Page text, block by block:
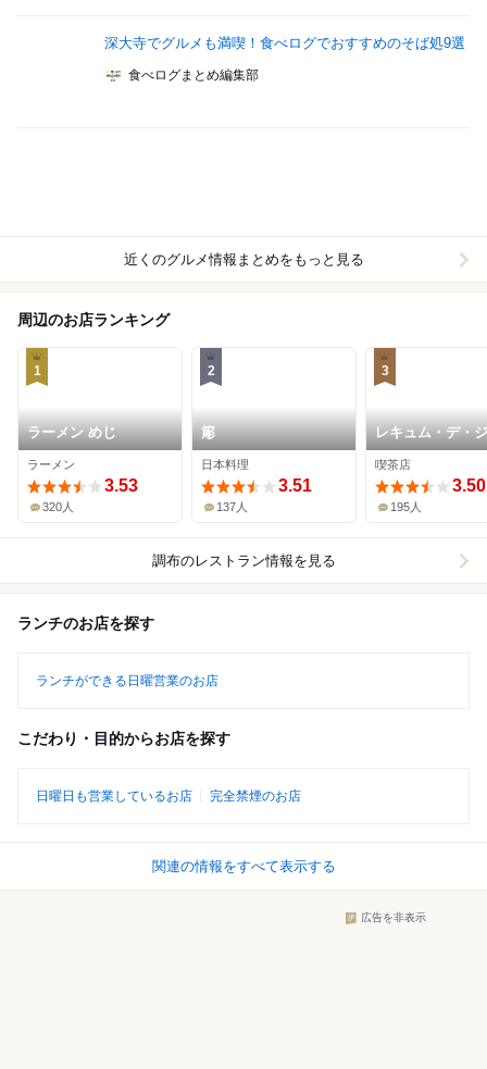
深大寺でグルメも満喫！食べログでおすすめのそば処9選
食べログまとめ編集部
近くのグルメ情報まとめをもっと見る
周辺のお店ランキング
1
ラーメン めじ
ラーメン
3.53
320人
2
簓
日本料理
3.51
137人
3
レキュム・デ・
ル
喫茶店
3.50
195人
調布のレストラン情報を見る
ランチのお店を探す
ランチができる日曜営業のお店
こだわり・目的からお店を探す
日曜日も営業しているお店 完全禁煙のお店
関連の情報をすべて表示する
広告を非表示